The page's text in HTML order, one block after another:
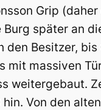
Grip
später an
Besitzer,
mit massiven
weitergebaut.
Von den